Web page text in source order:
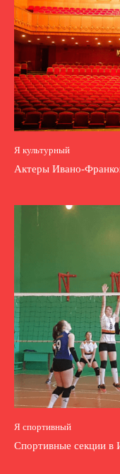
Я культурный
Актеры Ивано-
Я спортивный
Спортивные секции в